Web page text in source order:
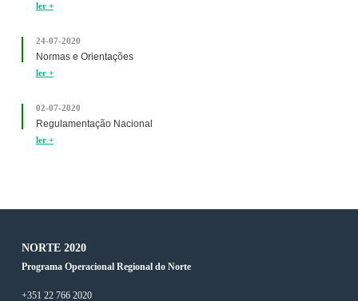
ler +
24-07-2020
Normas e Orientações
ler +
02-07-2020
Regulamentação Nacional
ler +
NORTE 2020
Programa Operacional Regional do Norte
+351 22 766 2020